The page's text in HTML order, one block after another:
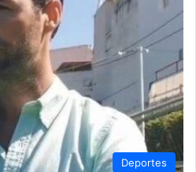
Deportes